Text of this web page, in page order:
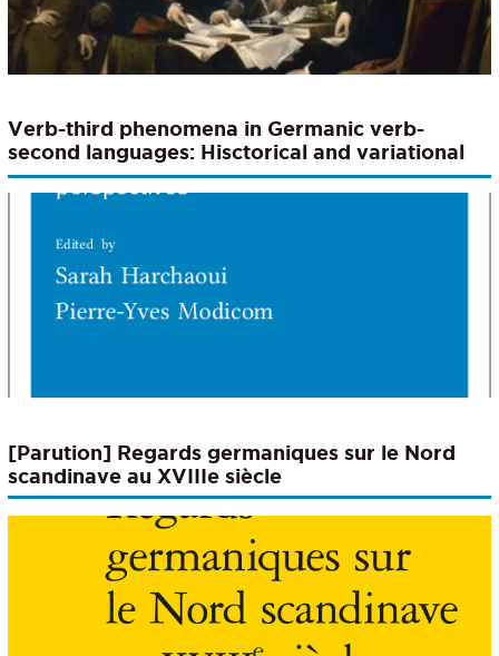
Verb-third phenomena in Germanic verb-
second languages: Hisctorical and variational
perspectives
[Parution] Regards germaniques sur le Nord
scandinave au XVIIIe siècle